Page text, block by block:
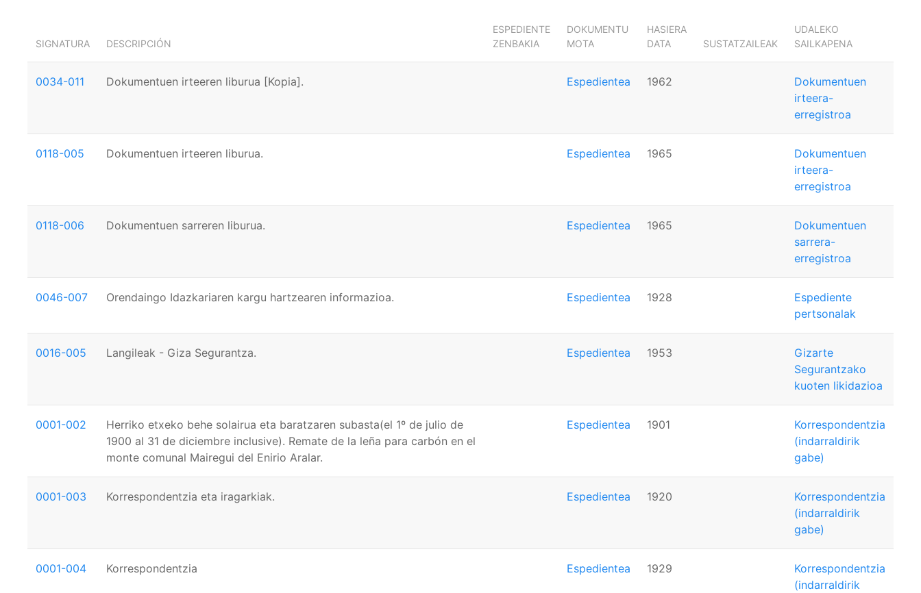
SIGNATURA DESCRIPCIÓN
ESPEDIENTE
ZENBAKIA
DOKUMENTU
MOTA
HASIERA
DATA
SUSTATZAILEAK
UDALEKO
SAILKAPENA
0034-011 Dokumentuen irteeren liburua [Kopia]. Espedientea 1962
Dokumentuen
irteera-
erregistroa
0118-005 Dokumentuen irteeren liburua. Espedientea 1965
Dokumentuen
irteera-
erregistroa
0118-006 Dokumentuen sarreren liburua. Espedientea 1965
Dokumentuen
sarrera-
erregistroa
0046-007 Orendaingo Idazkariaren kargu hartzearen informazioa. Espedientea 1928
Espediente
pertsonalak
0016-005 Langileak - Giza Segurantza. Espedientea 1953
Gizarte
Segurantzako
kuoten likidazioa
0001-002
Herriko etxeko behe solairua eta baratzaren subasta(el 1º de julio de
1900 al 31 de diciembre inclusive). Remate de la leña para carbón en el
monte comunal Mairegui del Enirio Aralar.
Espedientea 1901
Korrespondentzia
(indarraldirik
gabe)
0001-003 Korrespondentzia eta iragarkiak. Espedientea 1920
Korrespondentzia
(indarraldirik
gabe)
0001-004 Korrespondentzia Espedientea 1929
Korrespondentzia
(indarraldirik